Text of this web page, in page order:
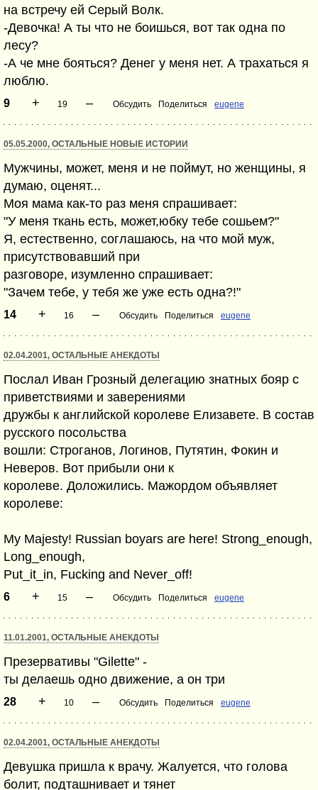
на встречу ей Серый Волк.
-Девочка! А ты что не боишься, вот так одна по
лесу?
-А че мне бояться? Денег у меня нет. А трахаться я
люблю.
9 + 19 – Обсудить Поделиться eugene
05.05.2000, ОСТАЛЬНЫЕ НОВЫЕ ИСТОРИИ
Мужчины, может, меня и не поймут, но женщины, я
думаю, оценят...
Моя мама как-то раз меня спрашивает:
"У меня ткань есть, может,юбку тебе сошьем?"
Я, естественно, соглашаюсь, на что мой муж,
присутствовавший при
разговоре, изумленно спрашивает:
"Зачем тебе, у тебя же уже есть одна?!"
14 + 16 – Обсудить Поделиться eugene
02.04.2001, ОСТАЛЬНЫЕ АНЕКДОТЫ
Послал Иван Грозный делегацию знатных бояр с
приветствиями и заверениями
дружбы к английской королеве Елизавете. В состав
русского посольства
вошли: Строганов, Логинов, Путятин, Фокин и
Неверов. Вот прибыли они к
королеве. Доложились. Мажордом объявляет
королеве:
My Majesty! Russian boyars are here! Strong_enough,
Long_enough,
Put_it_in, Fuсking and Never_off!
6 + 15 – Обсудить Поделиться eugene
11.01.2001, ОСТАЛЬНЫЕ АНЕКДОТЫ
Презервативы "Gilette" -
ты делаешь одно движение, а он три
28 + 10 – Обсудить Поделиться eugene
02.04.2001, ОСТАЛЬНЫЕ АНЕКДОТЫ
Девушка пришла к врачу. Жалуется, что голова
болит, подташнивает и тянет